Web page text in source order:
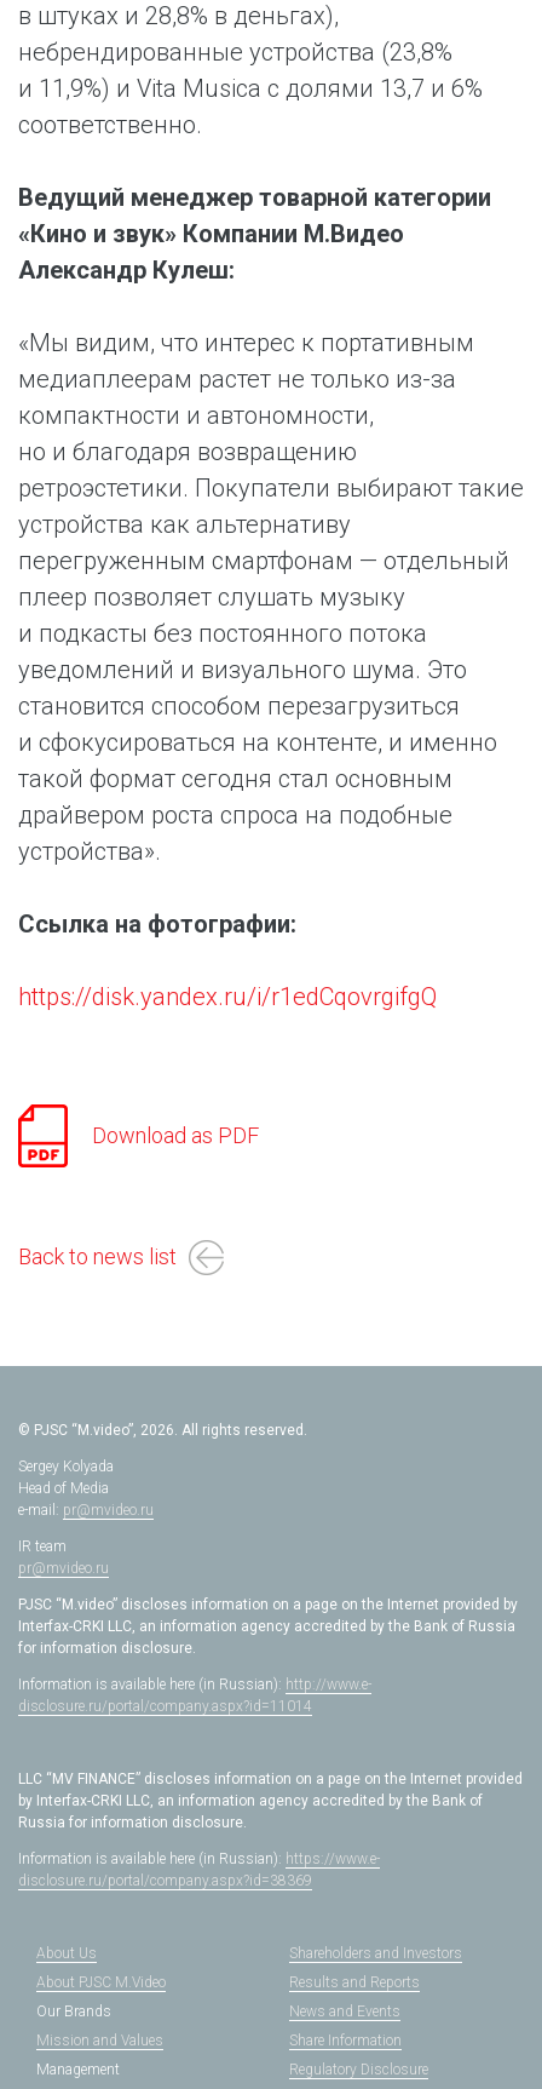
в штуках и 28,8% в деньгах),
небрендированные устройства (23,8%
и 11,9%) и Vita Musica с долями 13,7 и 6%
соответственно.
Ведущий менеджер товарной категории
«Кино и звук» Компании М.Видео
Александр Кулеш:
«Мы видим, что интерес к портативным
медиаплеерам растет не только из-за
компактности и автономности,
но и благодаря возвращению
ретроэстетики. Покупатели выбирают такие
устройства как альтернативу
перегруженным смартфонам — отдельный
плеер позволяет слушать музыку
и подкасты без постоянного потока
уведомлений и визуального шума. Это
становится способом перезагрузиться
и сфокусироваться на контенте, и именно
такой формат сегодня стал основным
драйвером роста спроса на подобные
устройства».
Ссылка на фотографии:
https://disk.yandex.ru/i/r1edCqovrgifgQ
Download as PDF
Back to news list
© PJSC “M.video”, 2026. All rights reserved.
Sergey Kolyada
Head of Media
e-mail: pr@mvideo.ru
IR team
pr@mvideo.ru
PJSC “M.video” discloses information on a page on the Internet provided by
Interfax-CRKI LLC, an information agency accredited by the Bank of Russia
for information disclosure.
Information is available here (in Russian): http://www.e-
disclosure.ru/portal/company.aspx?id=11014
LLC “MV FINANCE” discloses information on a page on the Internet provided
by Interfax-CRKI LLC, an information agency accredited by the Bank of
Russia for information disclosure.
Information is available here (in Russian): https://www.e-
disclosure.ru/portal/company.aspx?id=38369
About Us
About PJSC M.Video
Our Brands
Mission and Values
Management
Shareholders and Investors
Results and Reports
News and Events
Share Information
Regulatory Disclosure